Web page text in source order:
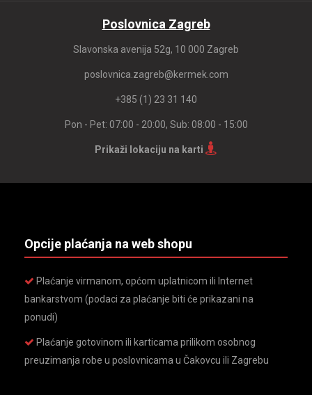
Poslovnica Zagreb
Slavonska avenija 52g, 10 000 Zagreb
poslovnica.zagreb@kermek.com
+385 (1) 23 31 140
Pon - Pet: 07:00 - 20:00, Sub: 08:00 - 15:00
Prikaži lokaciju na karti
Opcije plaćanja na web shopu
Plaćanje virmanom, općom uplatnicom ili Internet
bankarstvom (podaci za plaćanje biti će prikazani na
ponudi)
Plaćanje gotovinom ili karticama prilikom osobnog
preuzimanja robe u poslovnicama u Čakovcu ili Zagrebu